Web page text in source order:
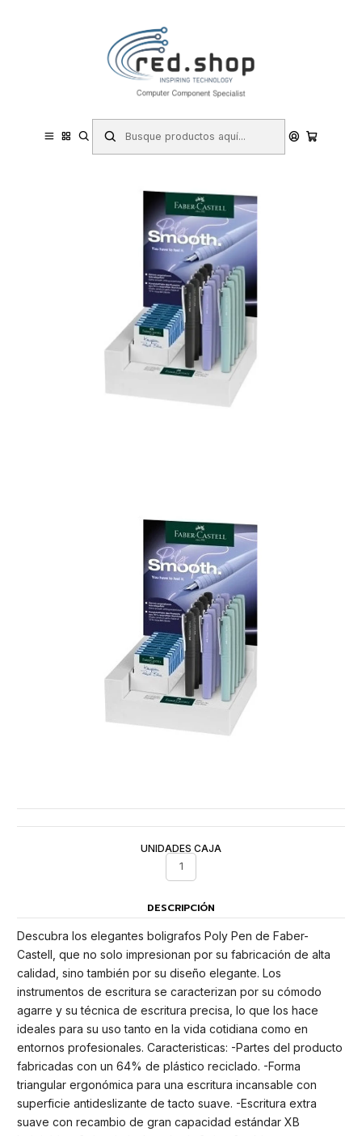
Haga Click Aqui
Papelería y Material de oficina Escritura y corrección
Faber-Castell Poly Expositor con 15 Boligrafos Poly Ball - Clip de
Metal - Tinta Color Azul - Colores Surtidos
UNIDADES CAJA
1
DESCRIPCIÓN
Descubra los elegantes boligrafos Poly Pen de Faber-
Castell, que no solo impresionan por su fabricación de alta
calidad, sino también por su diseño elegante. Los
instrumentos de escritura se caracterizan por su cómodo
agarre y su técnica de escritura precisa, lo que los hace
ideales para su uso tanto en la vida cotidiana como en
entornos profesionales. Caracteristicas: -Partes del producto
fabricadas con un 64% de plástico reciclado. -Forma
triangular ergonómica para una escritura incansable con
superficie antideslizante de tacto suave. -Escritura extra
suave con recambio de gran capacidad estándar XB